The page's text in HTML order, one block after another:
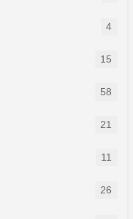
4
15
58
21
11
26